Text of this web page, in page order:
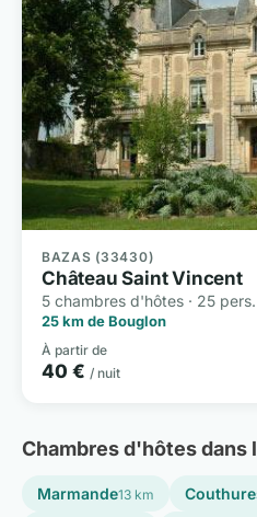
BAZAS (33430)
Château Saint Vincent
5 chambres d'hôtes · 25 pers.
25 km de Bouglon
À partir de
40 € / nuit
Chambres d'hôtes dans
Marmande13 km